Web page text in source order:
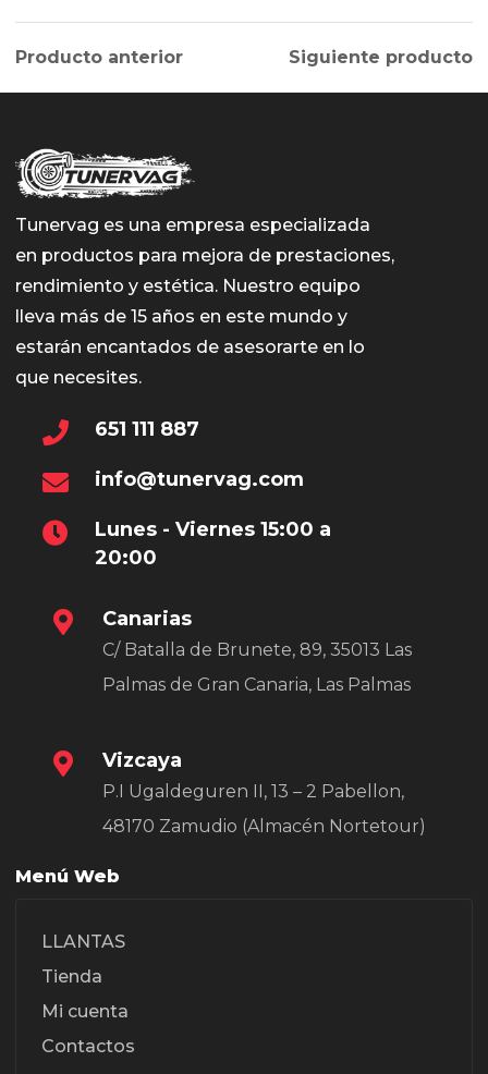
Producto anterior Siguiente producto
Tunervag es una empresa especializada
en productos para mejora de prestaciones,
rendimiento y estética. Nuestro equipo
lleva más de 15 años en este mundo y
estarán encantados de asesorarte en lo
que necesites.
651 111 887
info@tunervag.com
Lunes - Viernes 15:00 a
20:00
Canarias
C/ Batalla de Brunete, 89, 35013 Las
Palmas de Gran Canaria, Las Palmas
Vizcaya
P.I Ugaldeguren II, 13 – 2 Pabellon,
48170 Zamudio (Almacén Nortetour)
Menú Web
LLANTAS
Tienda
Mi cuenta
Contactos